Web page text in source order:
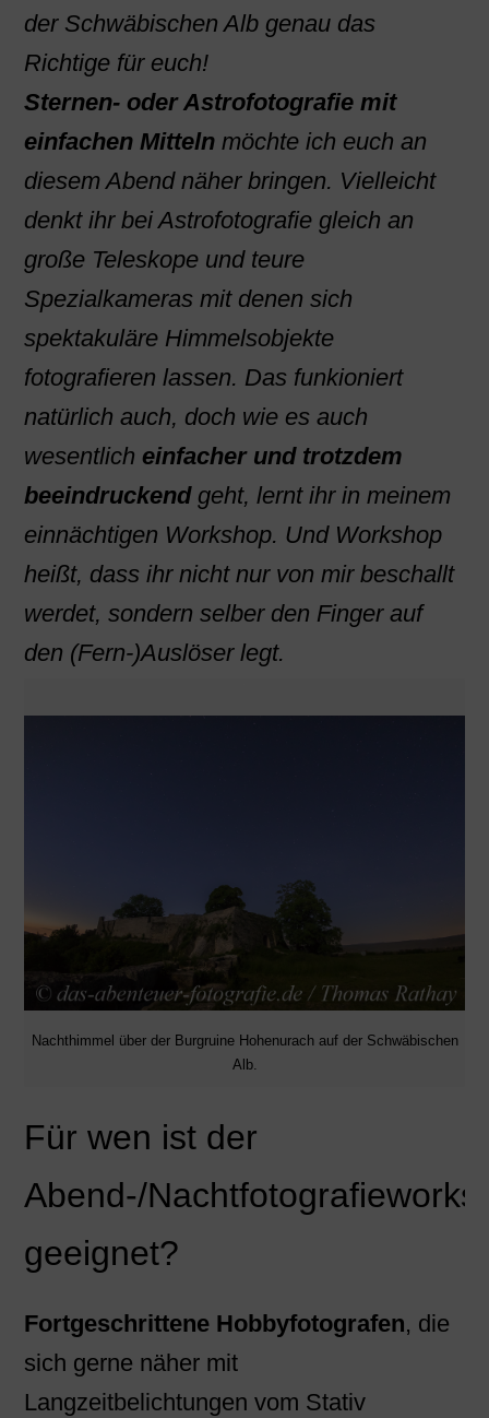
der Schwäbischen Alb genau das
Richtige für euch!
Sternen- oder Astrofotografie mit
einfachen Mittelnmöchte ich euch an
diesem Abend näher bringen. Vielleicht
denkt ihr bei Astrofotografie gleich an
große Teleskope und teure
Spezialkameras mit denen sich
spektakuläre Himmelsobjekte
fotografieren lassen. Das funkioniert
natürlich auch, doch wie es auch
wesentlich einfacher und trotzdem
beeindruckendgeht, lernt ihr in meinem
einnächtigen Workshop. Und Workshop
heißt, dass ihr nicht nur von mir beschallt
werdet, sondern selber den Finger auf
den (Fern-)Auslöser legt.
Nachthimmel über der Burgruine Hohenurach auf der Schwäbischen
Alb.
Für wen ist der
Abend-/
geeignet?
Fortgeschrittene Hobbyfotografen, die
sich gerne näher mit
Langzeitbelichtungen vom Stativ